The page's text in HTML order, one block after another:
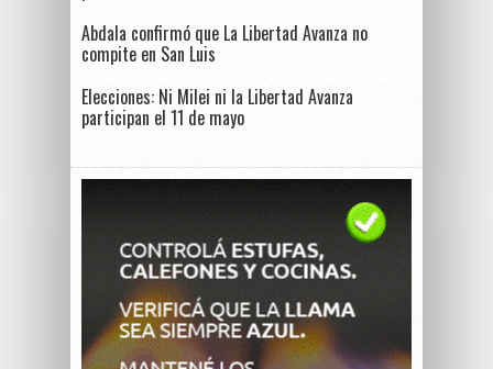
Abdala confirmó que La Libertad Avanza no
compite en San Luis
Elecciones: Ni Milei ni la Libertad Avanza
participan el 11 de mayo